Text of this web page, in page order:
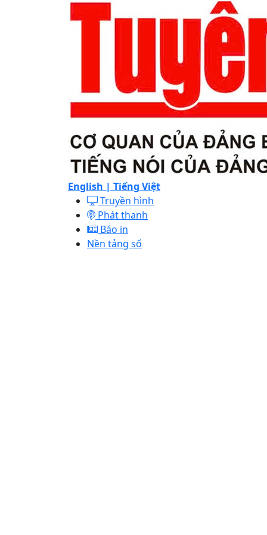
English | Tiếng Việt
Truyền hình
Phát thanh
Báo in
Nền tảng số